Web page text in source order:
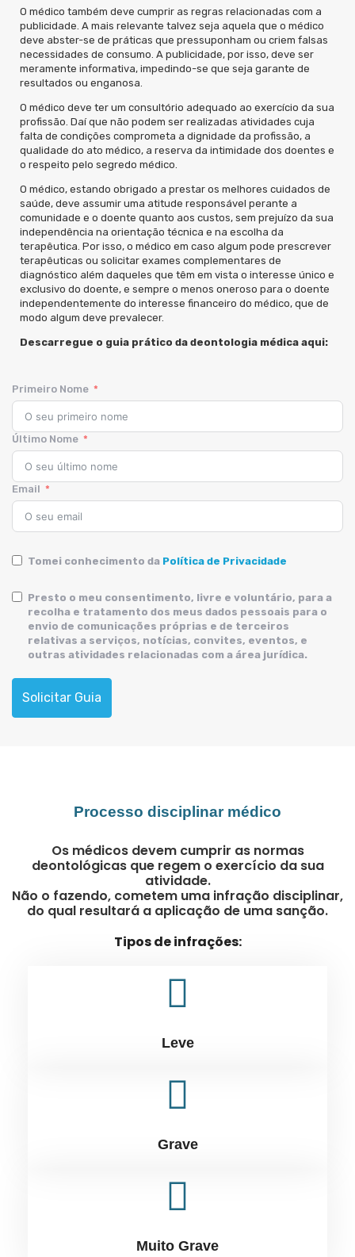
O médico também deve cumprir as regras relacionadas com a
publicidade. A mais relevante talvez seja aquela que o médico
deve abster-se de práticas que pressuponham ou criem falsas
necessidades de consumo. A publicidade, por isso, deve ser
meramente informativa, impedindo-se que seja garante de
resultados ou enganosa.
O médico deve ter um consultório adequado ao exercício da sua
profissão. Daí que não podem ser realizadas atividades cuja
falta de condições comprometa a dignidade da profissão, a
qualidade do ato médico, a reserva da intimidade dos doentes e
o respeito pelo segredo médico.
O médico, estando obrigado a prestar os melhores cuidados de
saúde, deve assumir uma atitude responsável perante a
comunidade e o doente quanto aos custos, sem prejuízo da sua
independência na orientação técnica e na escolha da
terapêutica. Por isso, o médico em caso algum pode prescrever
terapêuticas ou solicitar exames complementares de
diagnóstico além daqueles que têm em vista o interesse único e
exclusivo do doente, e sempre o menos oneroso para o doente
independentemente do interesse financeiro do médico, que de
modo algum deve prevalecer.
Descarregue o guia prático da deontologia médica aqui:
Primeiro Nome
Último Nome
Email
Tomei conhecimento da Política de Privacidade
Presto o meu consentimento, livre e voluntário, para a
recolha e tratamento dos meus dados pessoais para o
envio de comunicações próprias e de terceiros
relativas a serviços, notícias, convites, eventos, e
outras atividades relacionadas com a área jurídica.
Solicitar Guia
Processo disciplinar médico
Os médicos devem cumprir as normas
deontológicas que regem o exercício da sua
atividade.
Não o fazendo, cometem uma infração disciplinar,
do qual resultará a aplicação de uma sanção.
Tipos de infrações:
Leve
Grave
Muito Grave